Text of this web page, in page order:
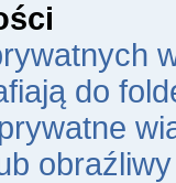
do